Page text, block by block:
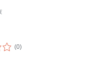
(0total
ratings
)